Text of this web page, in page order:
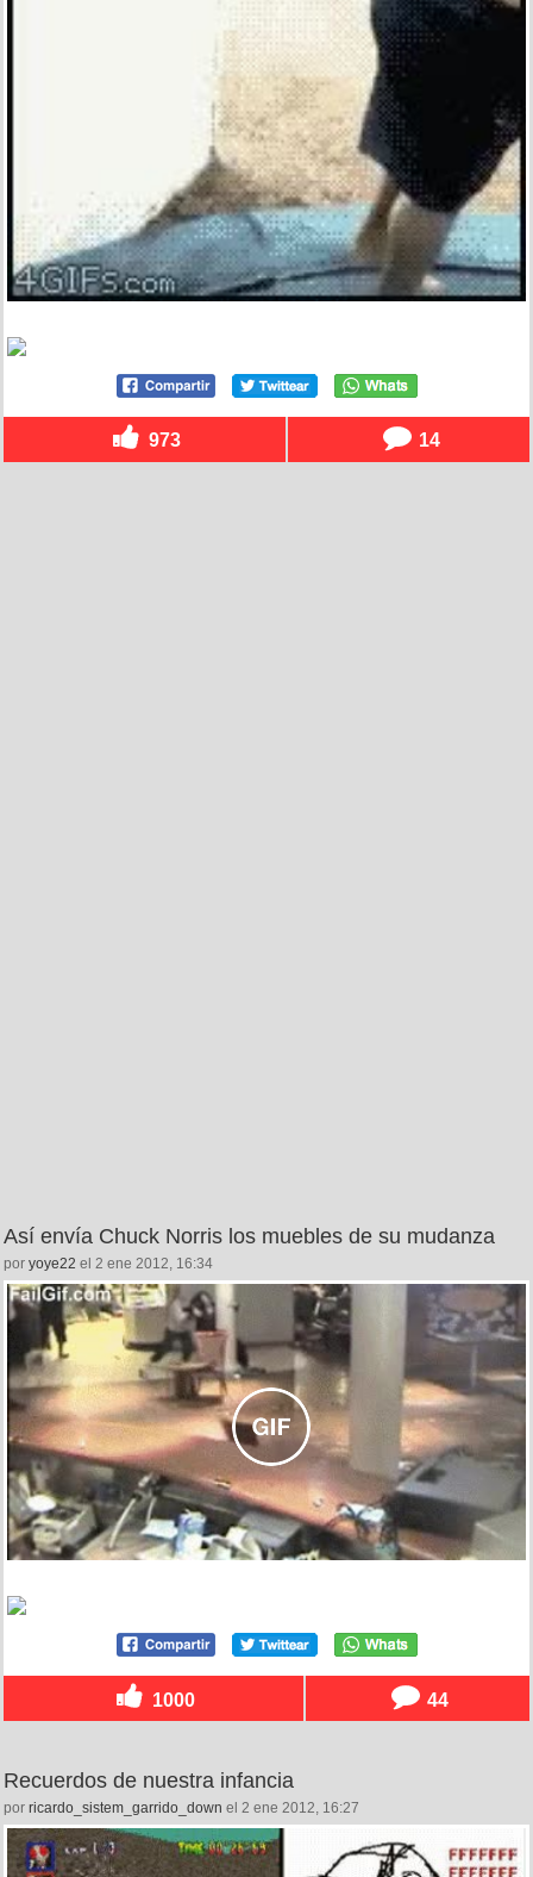
973 14
Así envía Chuck Norris los muebles de su mudanza
por yoye22 el 2 ene 2012, 16:34
1000 44
Recuerdos de nuestra infancia
por ricardo_sistem_garrido_down el 2 ene 2012, 16:27